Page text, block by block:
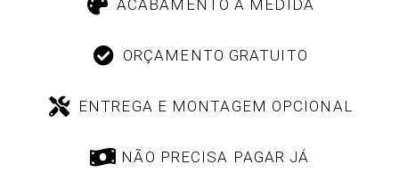
ACABAMENTO À MEDIDA
ORÇAMENTO GRATUITO
ENTREGA E MONTAGEM OPCIONAL
NÃO PRECISA PAGAR JÁ